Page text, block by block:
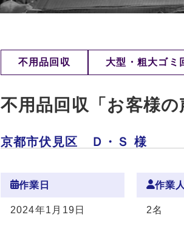
不用品回収 大型・粗大ゴミ
不用品回収「お客様
京都市伏見区 Ｄ・Ｓ 様
作業日
2024年1月19日
作業
2名